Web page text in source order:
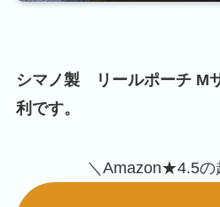
シマノ製 リールポーチ M
利です。
＼Amazon★4.5の